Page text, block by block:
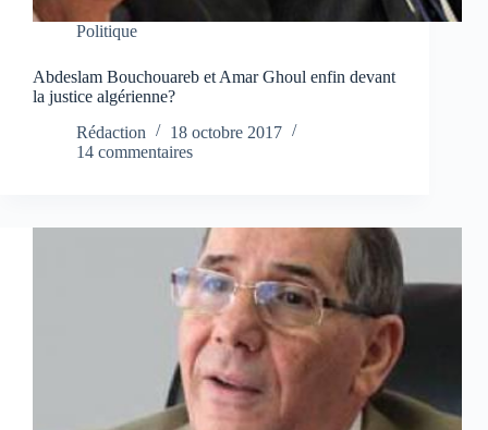
Politique
Abdeslam Bouchouareb et Amar Ghoul enfin devant
la justice algérienne?
Rédaction
18 octobre 2017
14 commentaires